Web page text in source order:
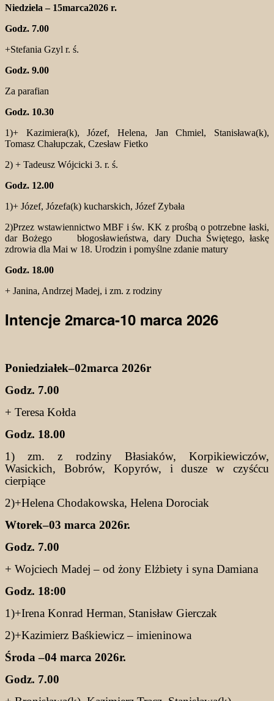
Niedziela – 15marca2026 r.
Godz. 7.00
+Stefania Gzyl r. ś.
Godz. 9.00
Za parafian
Godz. 10.30
1)+ Kazimiera(k), Józef, Helena, Jan Chmiel, Stanisława(k),
Tomasz Chałupczak, Czesław Fietko
2) + Tadeusz Wójcicki 3. r. ś.
Godz. 12.00
1)+ Józef, Józefa(k) kucharskich, Józef Zybała
2)Przez wstawiennictwo MBF i św. KK z prośbą o potrzebne łaski,
dar Bożego błogosławieństwa, dary Ducha Świętego, łaskę
zdrowia dla Mai w 18. Urodzin i pomyślne zdanie matury
Godz. 18.00
+ Janina, Andrzej Madej, i zm. z rodziny
Intencje 2marca-10 marca 2026
Poniedziałek–02marca 2026r
Godz. 7.00
+ Teresa Kołda
Godz. 18.00
1) zm. z rodziny Błasiaków, Korpikiewiczów,
Wasickich, Bobrów, Kopyrów, i dusze w czyśćcu
cierpiące
2)+Helena Chodakowska, Helena Dorociak
Wtorek–03 marca 2026r.
Godz. 7.00
+ Wojciech Madej – od żony Elżbiety i syna Damiana
Godz. 18:00
1)+Irena Konrad Herman, Stanisław Gierczak
2)+Kazimierz Baśkiewicz – imieninowa
Środa –04 marca 2026r.
Godz. 7.00